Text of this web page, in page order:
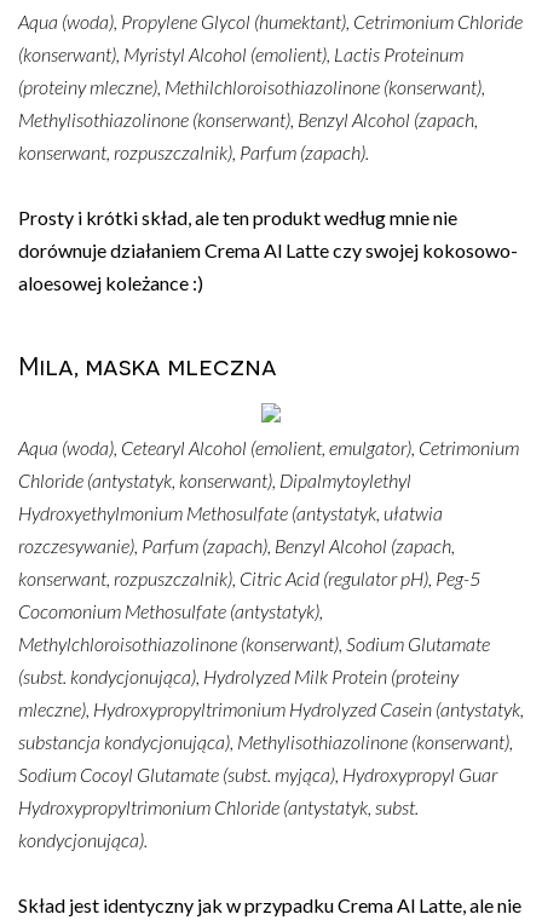
Aqua (woda), Propylene Glycol (humektant), Cetrimonium Chloride
(konserwant), Myristyl Alcohol (emolient), Lactis Proteinum
(proteiny mleczne), Methilchloroisothiazolinone (konserwant),
Methylisothiazolinone (konserwant), Benzyl Alcohol (zapach,
konserwant, rozpuszczalnik), Parfum (zapach).
Prosty i krótki skład, ale ten produkt według mnie nie
dorównuje działaniem Crema Al Latte czy swojej kokosowo-
aloesowej koleżance :)
Mila, maska mleczna
Aqua (woda), Cetearyl Alcohol (emolient, emulgator), Cetrimonium
Chloride (antystatyk, konserwant), Dipalmytoylethyl
Hydroxyethylmonium Methosulfate (antystatyk, ułatwia
rozczesywanie), Parfum (zapach), Benzyl Alcohol (zapach,
konserwant, rozpuszczalnik), Citric Acid (regulator pH), Peg-5
Cocomonium Methosulfate (antystatyk),
Methylchloroisothiazolinone (konserwant), Sodium Glutamate
(subst. kondycjonująca), Hydrolyzed Milk Protein (proteiny
mleczne), Hydroxypropyltrimonium Hydrolyzed Casein (antystatyk,
substancja kondycjonująca), Methylisothiazolinone (konserwant),
Sodium Cocoyl Glutamate (subst. myjąca), Hydroxypropyl Guar
Hydroxypropyltrimonium Chloride (antystatyk, subst.
kondycjonująca).
Skład jest identyczny jak w przypadku Crema Al Latte, ale nie